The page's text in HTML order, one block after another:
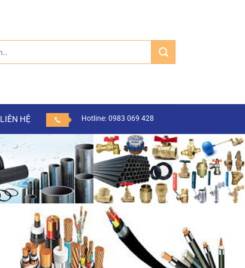
LIÊN HỆ Hotline: 0983 069 428